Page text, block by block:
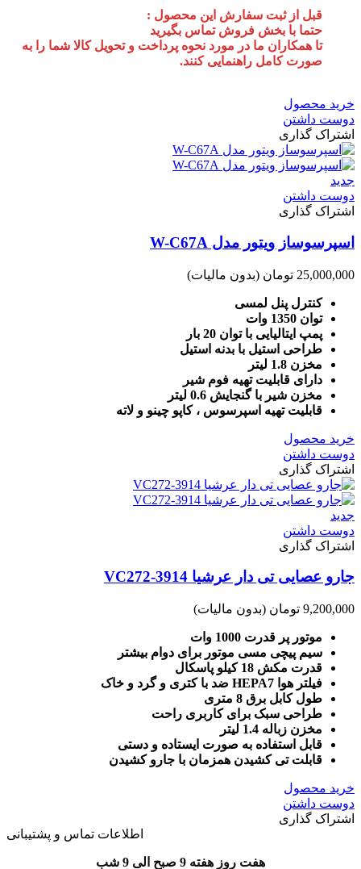
قبل از ثبت سفارش این محصول :
حتما با بخش فروش تماس بگیرید
تا همکاران ما در مورد نحوه پرداخت و تحویل کالا شما را به
صورت کامل راهنمایی کنند.
خرید محصول
دوست داشتن
اشتراک گذاری
جدید
دوست داشتن
اشتراک گذاری
اسپرسوساز ویتور مدل W-C67A
25,000,000 تومان (بدون مالیات)
کنترل پنل لمسی
توان 1350 وات
پمپ ایتالیایی با توان 20 بار
طراحی استیل با بدنه استیل
مخزن 1.8 لیتر
دارای قابلیت تهیه فوم شیر
مخزن شیر با گنجایش 0.6 لیتر
قابلیت تهیه اسپرسوس ، کاپو چینو و لاته
خرید محصول
دوست داشتن
اشتراک گذاری
جدید
دوست داشتن
اشتراک گذاری
جارو عصایی تی دار عرشیا VC272-3914
9,200,000 تومان (بدون مالیات)
موتور پر قدرت 1000 وات
سیم پیچی مسی موتور برای دوام بیشتر
قدرت مکش 18 کیلو پاسکال
فیلتر هوا HEPA7 ضد با کتری و گرد و خاک
طول کابل برق 8 متری
طراحی سبک برای کاربری راحت
مخزن زباله 1.4 لیتر
قابل استفاده به صورت ایستاده و دستی
قابلت تی کشیدن همزمان با جارو کشیدن
خرید محصول
دوست داشتن
اشتراک گذاری
اطلاعات تماس و پشتیبانی
هفت روز هفته 9 صبح الی 9 شب